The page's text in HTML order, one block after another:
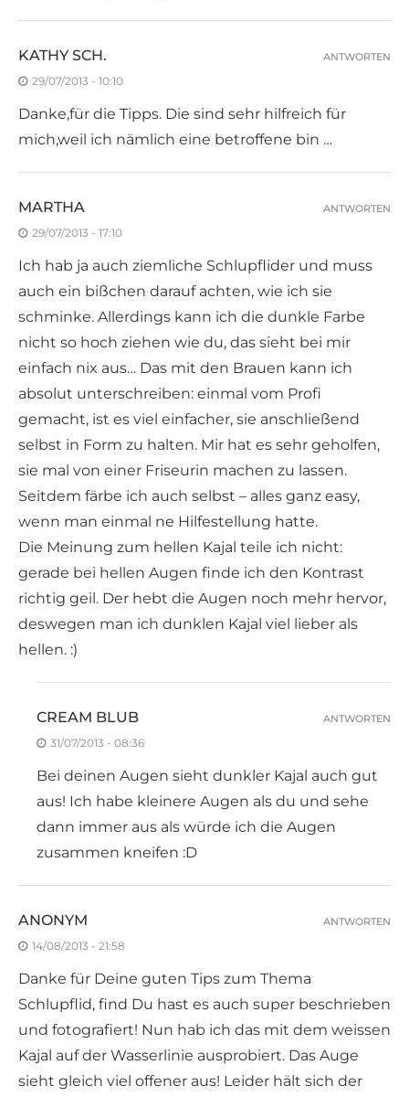
KATHY SCH.
29/07/2013 - 10:10
Danke,für die Tipps. Die sind sehr hilfreich für
mich,weil ich nämlich eine betroffene bin …
ANTWORTEN
MARTHA
29/07/2013 - 17:10
Ich hab ja auch ziemliche Schlupflider und muss
auch ein bißchen darauf achten, wie ich sie
schminke. Allerdings kann ich die dunkle Farbe
nicht so hoch ziehen wie du, das sieht bei mir
einfach nix aus… Das mit den Brauen kann ich
absolut unterschreiben: einmal vom Profi
gemacht, ist es viel einfacher, sie anschließend
selbst in Form zu halten. Mir hat es sehr geholfen,
sie mal von einer Friseurin machen zu lassen.
Seitdem färbe ich auch selbst – alles ganz easy,
wenn man einmal ne Hilfestellung hatte.
Die Meinung zum hellen Kajal teile ich nicht:
gerade bei hellen Augen finde ich den Kontrast
richtig geil. Der hebt die Augen noch mehr hervor,
deswegen man ich dunklen Kajal viel lieber als
hellen. :)
ANTWORTEN
CREAM BLUB
31/07/2013 - 08:36
Bei deinen Augen sieht dunkler Kajal auch gut
aus! Ich habe kleinere Augen als du und sehe
dann immer aus als würde ich die Augen
zusammen kneifen :D
ANTWORTEN
ANONYM
14/08/2013 - 21:58
Danke für Deine guten Tips zum Thema
Schlupflid, find Du hast es auch super beschrieben
und fotografiert! Nun hab ich das mit dem weissen
Kajal auf der Wasserlinie ausprobiert. Das Auge
sieht gleich viel offener aus! Leider hält sich der
ANTWORTEN